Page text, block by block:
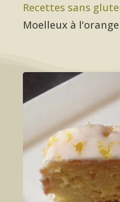
Recettes sans
Moelleux à l’orange